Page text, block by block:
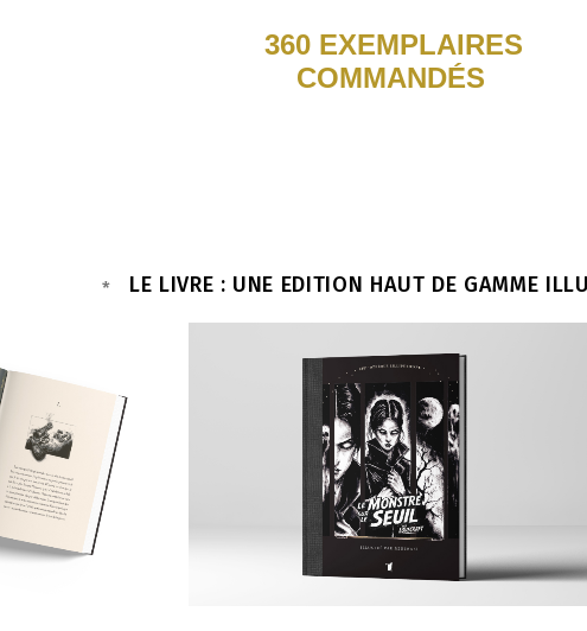
360 EXEMPLAIRES
COMMANDÉS
LE LIVRE : UNE EDITION HAUT DE GAMME